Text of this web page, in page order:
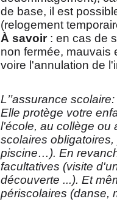
de base, il est
(relogement
À savoir: en cas de
non fermée,
voire l'annulation de
L’’assurance scolaire:
Elle protège votre
l'école, au collège ou
scolaires
piscine…). En
facultatives (visite
découverte ...). Et
périscolaires (danse,